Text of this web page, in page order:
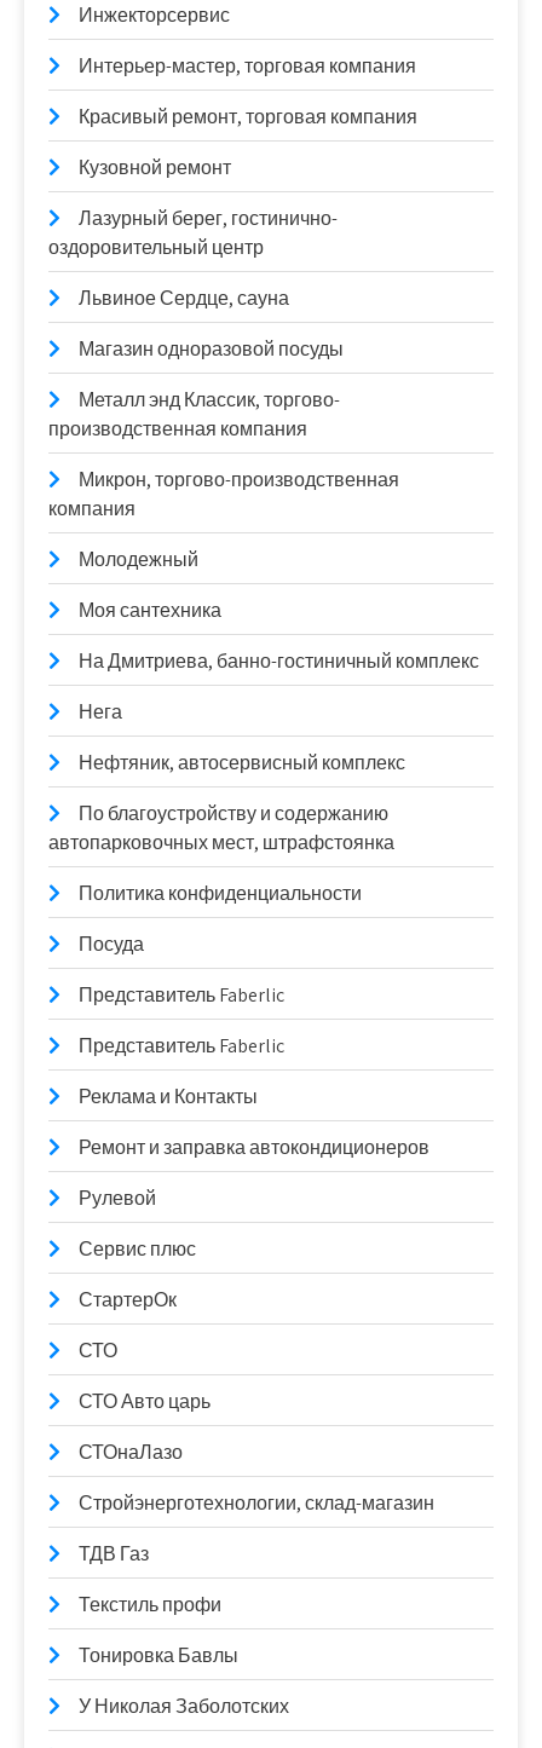
Инжекторсервис
Интерьер-мастер, торговая компания
Красивый ремонт, торговая компания
Кузовной ремонт
Лазурный берег, гостинично-
оздоровительный центр
Львиное Сердце, сауна
Магазин одноразовой посуды
Металл энд Классик, торгово-
производственная компания
Микрон, торгово-производственная
компания
Молодежный
Моя сантехника
На Дмитриева, банно-гостиничный комплекс
Нега
Нефтяник, автосервисный комплекс
По благоустройству и содержанию
автопарковочных мест, штрафстоянка
Политика конфиденциальности
Посуда
Представитель Faberlic
Представитель Faberlic
Реклама и Контакты
Ремонт и заправка автокондиционеров
Рулевой
Сервис плюс
СтартерОк
СТО
СТО Авто царь
СТОнаЛазо
Стройэнерготехнологии, склад-магазин
ТДВ Газ
Текстиль профи
Тонировка Бавлы
У Николая Заболотских